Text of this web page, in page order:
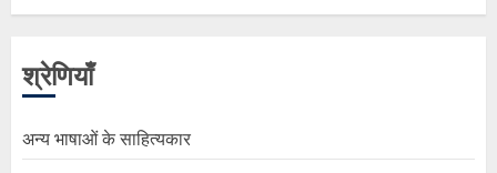
श्रेणियाँ
अन्य भाषाओं के साहित्यकार